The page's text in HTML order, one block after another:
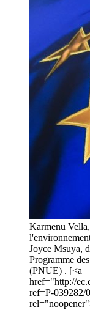
Karmenu
Joyce Msuya,
Programme
(PNUE) . [<a
href="http://
ref=P-039282/